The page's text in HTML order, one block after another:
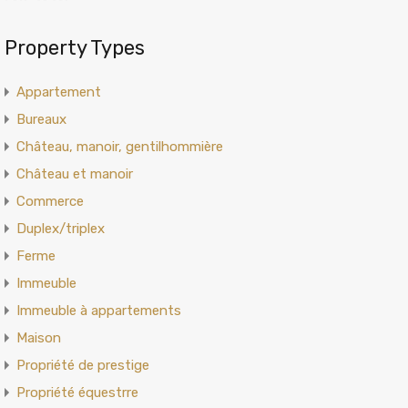
Property Types
Appartement
Bureaux
Château, manoir, gentilhommière
Château et manoir
Commerce
Duplex/triplex
Ferme
Immeuble
Immeuble à appartements
Maison
Propriété de prestige
Propriété équestrre